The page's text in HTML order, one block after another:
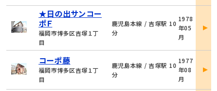
★日の出サンコー
ポＦ
福岡市博多区吉塚１丁
目
鹿児島本線 / 吉塚駅 10
分
1978
年05
月
詳
コーポ藤
福岡市博多区吉塚１丁
目
鹿児島本線 / 吉塚駅 10
分
1977
年08
月
詳